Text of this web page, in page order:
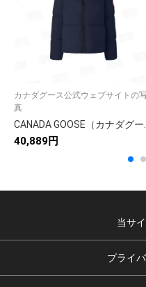
カナダグース公式ウェブサイトの
真
CANADA GOOSE（カナ
40,889円
当サ
プライ